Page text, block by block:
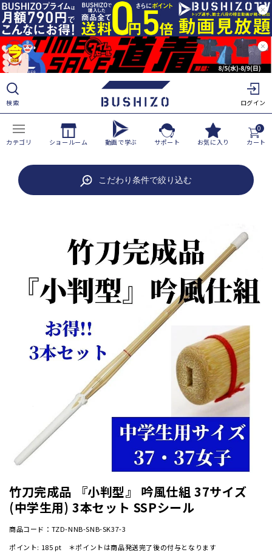
ツ
に
進
む
検索 ログイン
カテゴリ ショールーム 動画で学ぶ サポート お気に入り
0
カート
こだわり条件で絞り込む
商
キ
ッ
プ
竹刀完成品 『小判型』 吟風仕組 37サイズ
(中学生用) 3本セット SSPシール
商品コード：TZD-NNB-SNB-SK37-3
ポイント: 185pt ＊ポイントは商品発送完了後の付与となります